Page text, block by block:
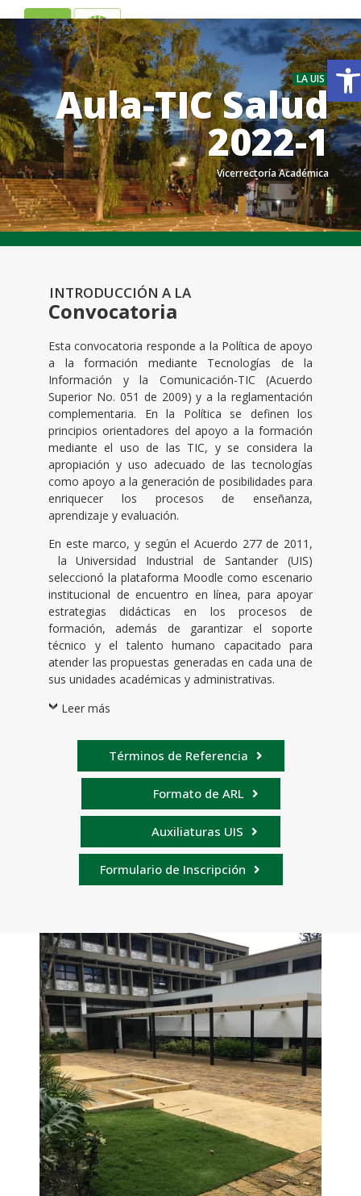
ES EN
LA UIS
Aula-TIC Salud
2022-1
Vicerrectoría Académica
.
.
INTRODUCCIÓN A LA
Convocatoria
Esta convocatoria responde a la Política de apoyo
a la formación mediante Tecnologías de la
Información y la Comunicación-TIC (Acuerdo
Superior No. 051 de 2009) y a la reglamentación
complementaria. En la Política se definen los
principios orientadores del apoyo a la formación
mediante el uso de las TIC, y se considera la
apropiación y uso adecuado de las tecnologías
como apoyo a la generación de posibilidades para
enriquecer los procesos de enseñanza,
aprendizaje y evaluación.
En este marco, y según el Acuerdo 277 de 2011,
la Universidad Industrial de Santander (UIS)
seleccionó la plataforma Moodle como escenario
institucional de encuentro en línea, para apoyar
estrategias didácticas en los procesos de
formación, además de garantizar el soporte
técnico y el talento humano capacitado para
atender las propuestas generadas en cada una de
sus unidades académicas y administrativas.
Leer más
Términos de Referencia
Formato de ARL
Auxiliaturas UIS
Formulario de Inscripción